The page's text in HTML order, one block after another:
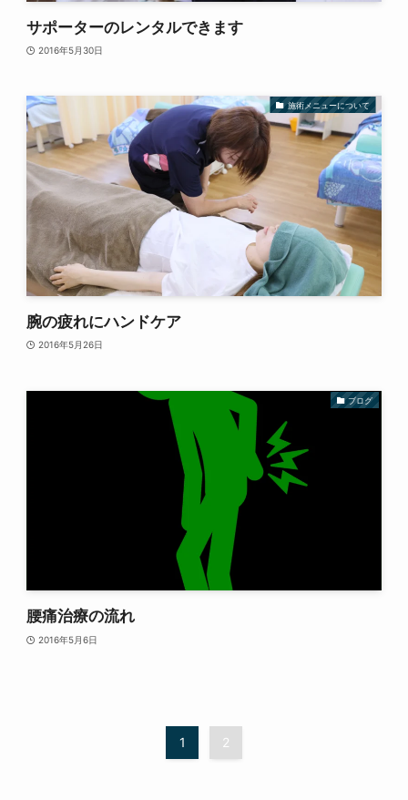
サポーターのレンタルできます
2016年5月30日
施術メニューについて
腕の疲れにハンドケア
2016年5月26日
ブログ
腰痛治療の流れ
2016年5月6日
1 2